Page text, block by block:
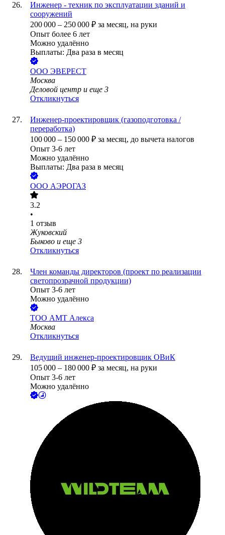
Инженер - техник по эксплуатации зданий и
сооружений
200 000 – 250 000 ₽ за месяц, на руки
Опыт более 6 лет
Можно удалённо
Выплаты: Два раза в месяц
ООО ЭВЕРЕСТ
Москва
Деловой центр и еще 3
Откликнуться
Инженер-проектировщик (газоподготовка /
переработка)
100 000 – 150 000 ₽ за месяц, до вычета налогов
Опыт 3-6 лет
Можно удалённо
Выплаты: Два раза в месяц
ООО АЭРОГАЗ
3.2
•
1 отзыв
Жуковский
Быково и еще 3
Откликнуться
Член команды директоров (проект по реализации
светопрозрачной продукции)
Опыт 3-6 лет
Можно удалённо
ТОО АМТ Алекса
Москва
Откликнуться
Ведущий инженер-проектировщик ОВиК
105 000 – 180 000 ₽ за месяц, на руки
Опыт 3-6 лет
Можно удалённо